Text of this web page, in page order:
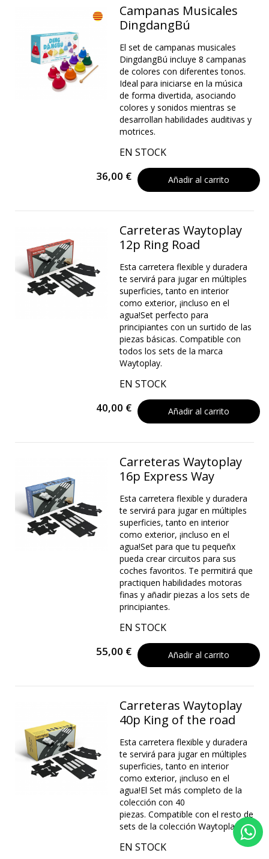
Campanas Musicales
DingdangBú
El set de campanas musicales
DingdangBú incluye 8 campanas
de colores con diferentes tonos.
Ideal para iniciarse en la música
de forma divertida, asociando
colores y sonidos mientras se
desarrollan habilidades auditivas y
motrices.
EN STOCK
36,00 € Añadir al carrito
Carreteras Waytoplay
12p Ring Road
Esta carretera flexible y duradera
te servirá para jugar en múltiples
superficies, tanto en interior
como exterior, ¡incluso en el
agua!Set perfecto para
principiantes con un surtido de las
piezas básicas. Compatible con
todos los sets de la marca
Waytoplay.
EN STOCK
40,00 € Añadir al carrito
Carreteras Waytoplay
16p Express Way
Esta carretera flexible y duradera
te servirá para jugar en múltiples
superficies, tanto en interior
como exterior, ¡incluso en el
agua!Set para que tu pequeñx
pueda crear circuitos para sus
coches favoritos. Te permitirá que
practiquen habilidades motoras
finas y añadir piezas a los sets de
principiantes.
EN STOCK
55,00 € Añadir al carrito
Carreteras Waytoplay
40p King of the road
Esta carretera flexible y duradera
te servirá para jugar en múltiples
superficies, tanto en interior
como exterior, ¡incluso en el
agua!El Set más completo de la
colección con 40
piezas. Compatible con el resto de
sets de la colección Waytoplay.
EN STOCK